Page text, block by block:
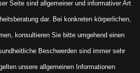
Seite sind allgemeiner und informativer Art
dar. Bei konkreten körperlichen,
konsultieren Sie bitte umgehend einen
Beschwerden sind immer sehr
unsere allgemeinen Informationen